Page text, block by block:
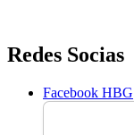
Saltar
para
conteúdo
Redes Socias
Facebook HBG